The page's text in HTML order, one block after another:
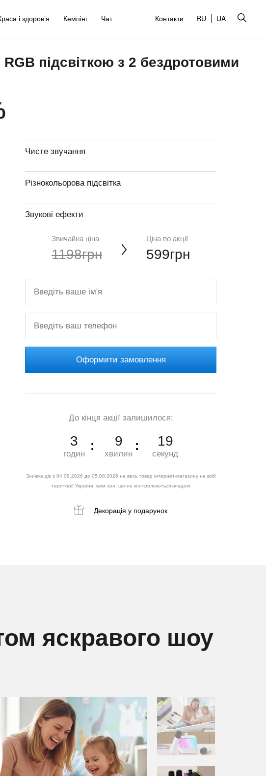
і здоров’я Кемпінг Чат Контакти RU UA
підсвіткою з 2 бездротовими
Чисте звучання
Різнокольорова підсвітка
Звукові ефекти
Звичайна ціна
1198грн
Ціна по акції
599грн
Оформити замовлення
До кінця акції залишилося:
3
годин
9
хвилин
18
секунд
Знижка діє з 04.08.2026 до 05.08.2026 на весь товар інтернет-магазину на всій
території України, крім зон, що не контролюються владою
Декорація у подарунок
яскравого шоу